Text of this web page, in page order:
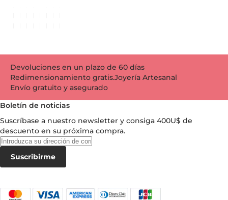
Devoluciones en un plazo de 60 días
Redimensionamiento gratis.Joyería Artesanal
Envío gratuito y asegurado
Boletín de noticias
Suscríbase a nuestro newsletter y consiga 400U$ de
descuento en su próxima compra.
Suscribirme